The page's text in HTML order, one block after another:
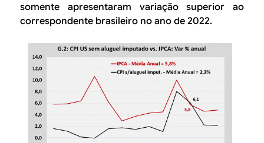
somente apresentaram variação superior ao
correspondente brasileiro no ano de 2022.